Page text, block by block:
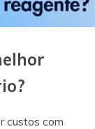
custos com